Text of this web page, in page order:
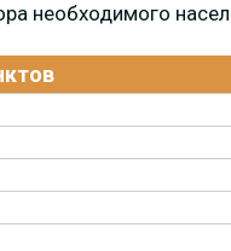
необходимого